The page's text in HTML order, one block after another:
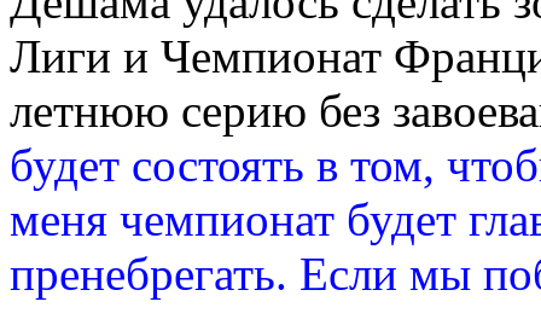
Лиги и Чемпионат
летнюю серию без
будет состоять в том,
меня чемпионат будет
пренебрегать. Если мы